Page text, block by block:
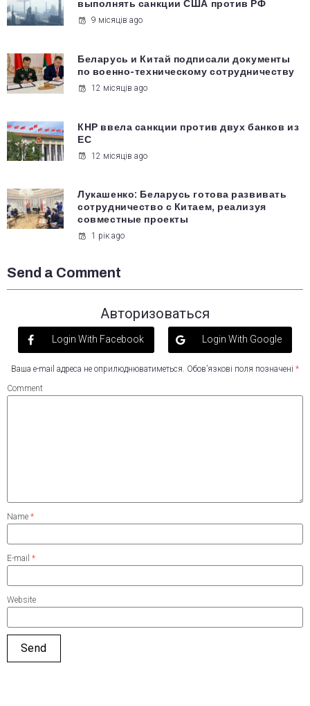
выполнять санкции США против РФ
9 місяців ago
Беларусь и Китай подписали документы
по военно-техническому сотрудничеству
12 місяців ago
КНР ввела санкции против двух банков из
ЕС
12 місяців ago
Лукашенко: Беларусь готова развивать
сотрудничество с Китаем, реализуя
совместные проекты
1 рік ago
Send a Comment
Авторизоваться
Login With Facebook Login With Google
Ваша e-mail адреса не оприлюднюватиметься. Обов’язкові поля позначені *
Comment
Name *
E-mail *
Website